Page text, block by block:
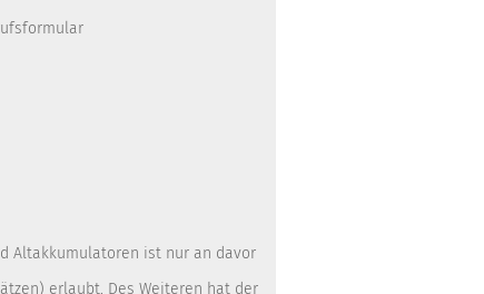
Altakkumulatoren ist nur an davor
erlaubt. Des Weiteren hat der